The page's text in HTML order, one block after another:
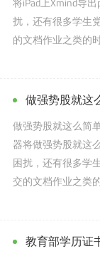
扰，还有很多学生
的文档作业之类的
做强势股就这
做强势股就这么简
器将做强势股就这
困扰，还有很多学
交的文档作业之类
教育部学历证